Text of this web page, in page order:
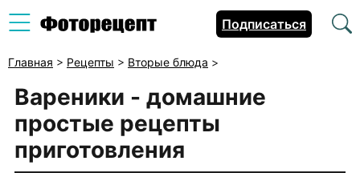
Подписаться
Главная > Рецепты > Вторые блюда >
Вареники - домашние
простые рецепты
приготовления